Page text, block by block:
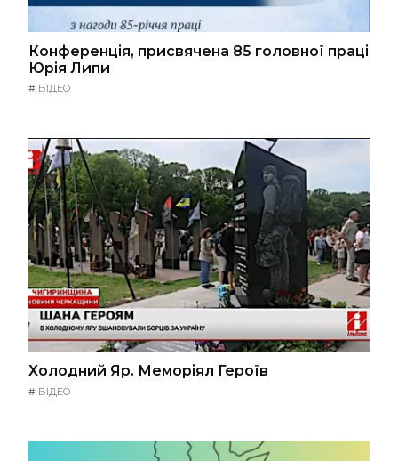
Конференція, присвячена 85 головної праці
Юрія Липи
# ВІДЕО
Холодний Яр. Меморіял Героїв
# ВІДЕО